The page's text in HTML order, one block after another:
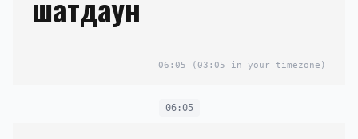
шатдаун
06:05 (03:05 in your timezone)
06:05